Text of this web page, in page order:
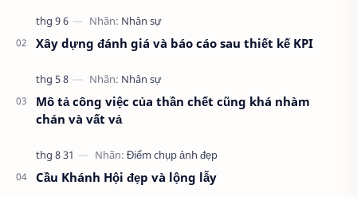
Xây dựng đánh giá và báo cáo sau thiết kế KPI
Mô tả công việc của thần chết cũng khá nhàm
chán và vất vả
Cầu Khánh Hội đẹp và lộng lẫy